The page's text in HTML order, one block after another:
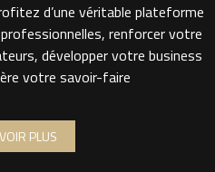
d’une véritable plateforme
renforcer votre
développer votre business
votre savoir-faire
PLUS